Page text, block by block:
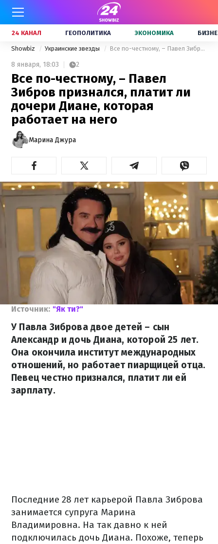
24 КАНАЛ ГЕОПОЛИТИКА ЭКОНОМИКА
Showbiz Украинские звезды Все по-честному, – Павел Зибров признался, платит ли дочери Диане, которая работает на него
8 января, 18:03 2
Все по-честному, – Павел
Зибров признался, платит ли
дочери Диане, которая
работает на него
Марина Джура
Источник: "Як ти?"
У Павла Зиброва двое детей – сын
Александр и дочь Диана, которой 25 лет.
Она окончила институт международных
отношений, но работает пиарщицей отца.
Певец честно признался, платит ли ей
зарплату.
Последние 28 лет карьерой Павла Зиброва
занимается супруга Марина
Владимировна. На так давно к ней
подключилась дочь Диана. Похоже, теперь